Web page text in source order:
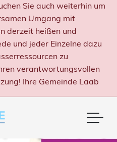
Sie auch weiterhin um
Umgang mit
derzeit heißen und
und jeder Einzelne dazu
zu
verantwortungsvollen
Ihre Gemeinde Laab